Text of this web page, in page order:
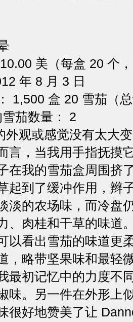
美（每盒 20 个
年 8 月 3 日
1,500 盒 20 雪茄（
茄数量： 2
外观或感觉没有太大
言，当我用手指抚摸
在我的雪茄盒周围挤
起到了缓冲作用，辫
淡的农场味，而冷盘
、肉桂和干草的味道
以看出雪茄的味道更
，略带坚果味和最轻
最初记忆中的力度不
味。另一件在外形上
很好地赞美了让